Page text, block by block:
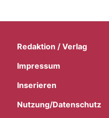
Redaktion / Verlag
Impressum
Inserieren
Nutzung/Datenschutz